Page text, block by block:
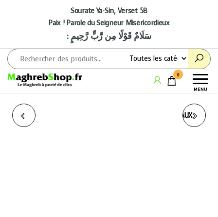
Sourate Ya-Sin, Verset 58
Paix ! Parole du Seigneur Miséricordieux
: سَلَامٌ قَوْلًا مِن رَّبٍّ رَّحِيمٍ
Maghrebshop
à porter
MENU
0
LE CORAN EXPLIQUÉ AUX